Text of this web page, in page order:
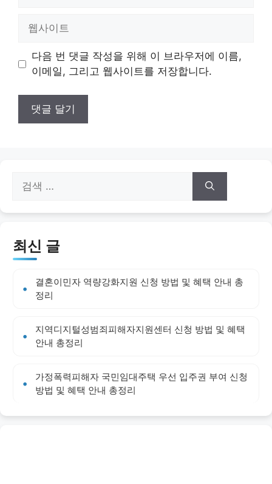
트
다음 번 댓글 작성을 위해 이 브라우저에 이름,
이메일, 그리고 웹사이트를 저장합니다.
색:
최신 글
결혼이민자 역량강화지원 신청 방법 및 혜택 안내 총
정리
지역디지털성범죄피해자지원센터 신청 방법 및 혜택
안내 총정리
가정폭력피해자 국민임대주택 우선 입주권 부여 신청
방법 및 혜택 안내 총정리